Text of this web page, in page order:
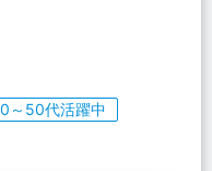
～50代活躍中